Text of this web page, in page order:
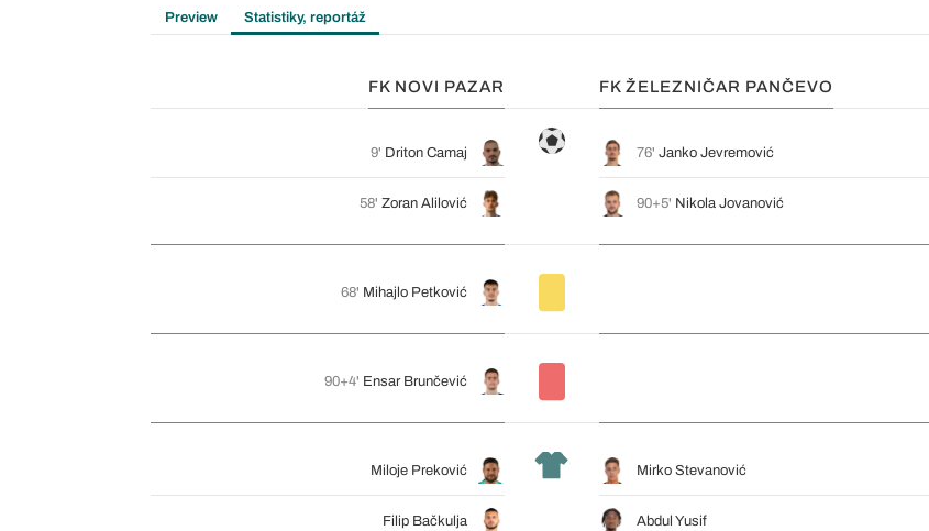
Preview Statistiky, reportáž
FK NOVI PAZAR FK ŽELEZNIČAR PANČEVO
9' Driton Camaj 76' Janko Jevremović
58' Zoran Alilović 90+5' Nikola Jovanović
68' Mihajlo Petković
90+4' Ensar Brunčević
Miloje Preković Mirko Stevanović
Filip Bačkulja Abdul Yusif